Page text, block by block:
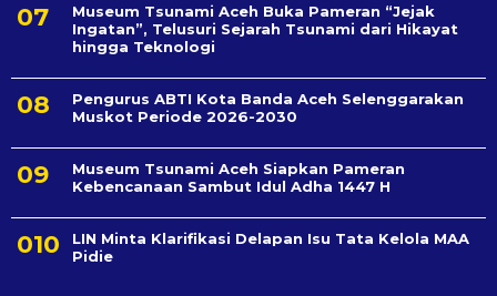
Museum Tsunami Aceh Buka Pameran “Jejak
Ingatan”, Telusuri Sejarah Tsunami dari Hikayat
hingga Teknologi
Pengurus ABTI Kota Banda Aceh Selenggarakan
Muskot Periode 2026-2030
Museum Tsunami Aceh Siapkan Pameran
Kebencanaan Sambut Idul Adha 1447 H
LIN Minta Klarifikasi Delapan Isu Tata Kelola MAA
Pidie